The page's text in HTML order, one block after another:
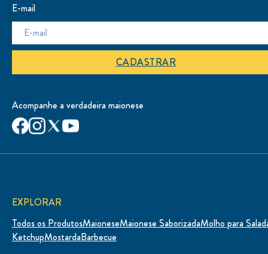
E-mail
CADASTRAR
Acompanhe a verdadeira maionese
EXPLORAR
Todos os ProdutosMaioneseMaionese SaborizadaMolho para
KetchupMostardaBarbecue